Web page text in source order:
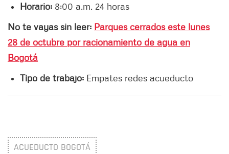
Horario: 8:00 a.m. 24 horas
No te vayas sin leer: Parques cerrados este lunes
28 de octubre por racionamiento de agua en
Bogotá
Tipo de trabajo: Empates redes acueducto
ACUEDUCTO BOGOTÁ